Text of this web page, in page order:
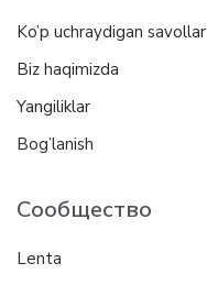
Ko’p uchraydigan savollar
Biz haqimizda
Yangiliklar
Bog’lanish
Сообщество
Lenta